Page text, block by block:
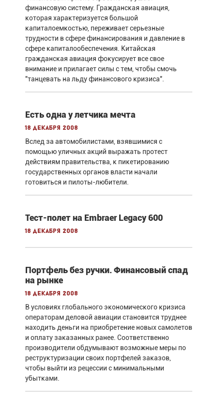
финансовую систему. Гражданская авиация,
которая характеризуется большой
капиталоемкостью, переживает серьезные
трудности в сфере финансирования и давление в
сфере капиталообеспечения. Китайская
гражданская авиация фокусирует все свое
внимание и прилагает силы с тем, чтобы смочь
"танцевать на льду финансового кризиса".
Есть одна у летчика мечта
18 декабря 2008
Вслед за автомобилистами, взявшимися с
помощью уличных акций выражать протест
действиям правительства, к пикетированию
государственных органов власти начали
готовиться и пилоты-любители.
Тест-полет на Embraer Legacy 600
18 декабря 2008
Портфель без ручки. Финансовый спад
на рынке
18 декабря 2008
В условиях глобального экономического кризиса
операторам деловой авиации становится труднее
находить деньги на приобретение новых самолетов
и оплату заказанных ранее. Соответственно
производители обдумывают возможные меры по
реструктуризации своих портфелей заказов,
чтобы выйти из рецессии с минимальными
убытками.